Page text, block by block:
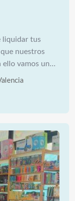
liquidar tus
nuestros
ello vamos un…